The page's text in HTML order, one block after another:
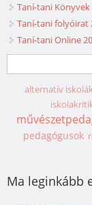
Taní-tani Könyvek
Taní-tani folyóirat
Taní-tani Online
Keresés űrlap
Keresés
alternatív iskolák
pedagógusok
Ma leginkább